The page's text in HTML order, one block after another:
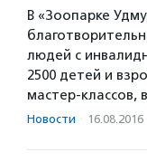
В «Зоопарке
людей с
2500 детей и
мастер-классов,
Новости · 16.08.2016